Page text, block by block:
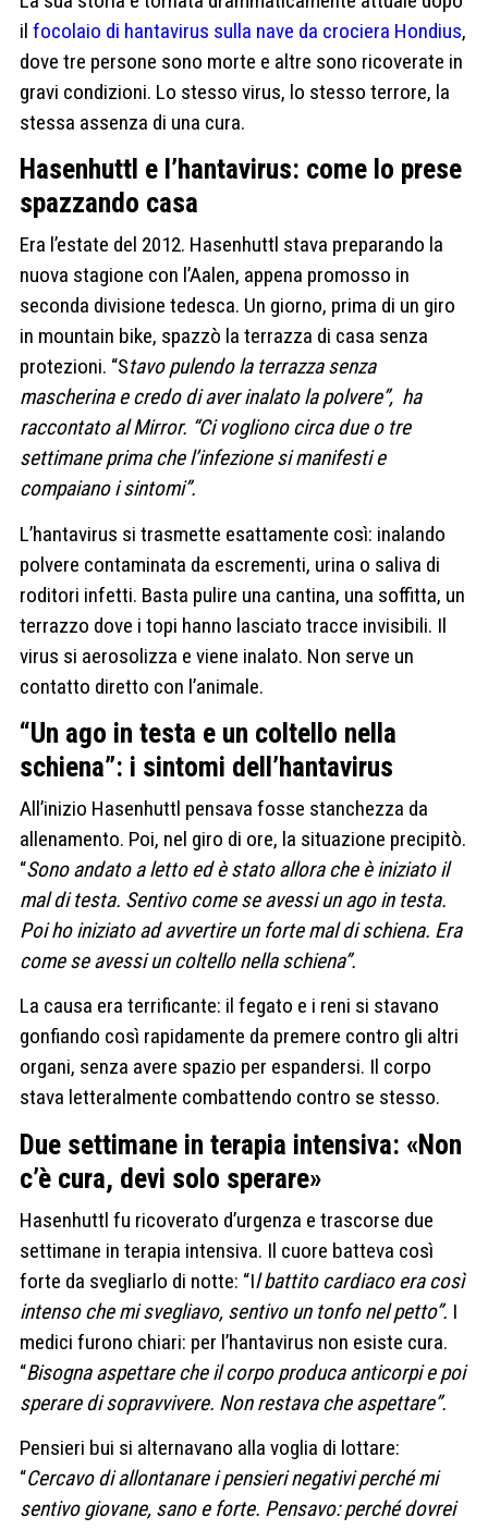
il focolaio di hantavirus sulla nave da crociera Hondius,
dove tre persone sono morte e altre sono ricoverate in
gravi condizioni. Lo stesso virus, lo stesso terrore, la
stessa assenza di una cura.
Hasenhuttl e l’hantavirus: come lo prese
spazzando casa
Era l’estate del 2012. Hasenhuttl stava preparando la
nuova stagione con l’Aalen, appena promosso in
seconda divisione tedesca. Un giorno, prima di un giro
in mountain bike, spazzò la terrazza di casa senza
protezioni. “Stavo pulendo la terrazza senza
mascherina e credo di aver inalato la polvere”, ha
raccontato al Mirror. “Ci vogliono circa due o tre
settimane prima che l’infezione si manifesti e
compaiano i sintomi”.
L’hantavirus si trasmette esattamente così: inalando
polvere contaminata da escrementi, urina o saliva di
roditori infetti. Basta pulire una cantina, una soffitta, un
terrazzo dove i topi hanno lasciato tracce invisibili. Il
virus si aerosolizza e viene inalato. Non serve un
contatto diretto con l’animale.
“Un ago in testa e un coltello nella
schiena”: i sintomi dell’hantavirus
All’inizio Hasenhuttl pensava fosse stanchezza da
allenamento. Poi, nel giro di ore, la situazione precipitò.
“Sono andato a letto ed è stato allora che è iniziato il
mal di testa. Sentivo come se avessi un ago in testa.
Poi ho iniziato ad avvertire un forte mal di schiena. Era
come se avessi un coltello nella schiena”.
La causa era terrificante: il fegato e i reni si stavano
gonfiando così rapidamente da premere contro gli altri
organi, senza avere spazio per espandersi. Il corpo
stava letteralmente combattendo contro se stesso.
Due settimane in terapia intensiva: «Non
c’è cura, devi solo sperare»
Hasenhuttl fu ricoverato d’urgenza e trascorse due
settimane in terapia intensiva. Il cuore batteva così
forte da svegliarlo di notte: “Il battito cardiaco era così
intenso che mi svegliavo, sentivo un tonfo nel petto”. I
medici furono chiari: per l’hantavirus non esiste cura.
“Bisogna aspettare che il corpo produca anticorpi e poi
sperare di sopravvivere. Non restava che aspettare”.
Pensieri bui si alternavano alla voglia di lottare:
“Cercavo di allontanare i pensieri negativi perché mi
sentivo giovane, sano e forte. Pensavo: perché dovrei